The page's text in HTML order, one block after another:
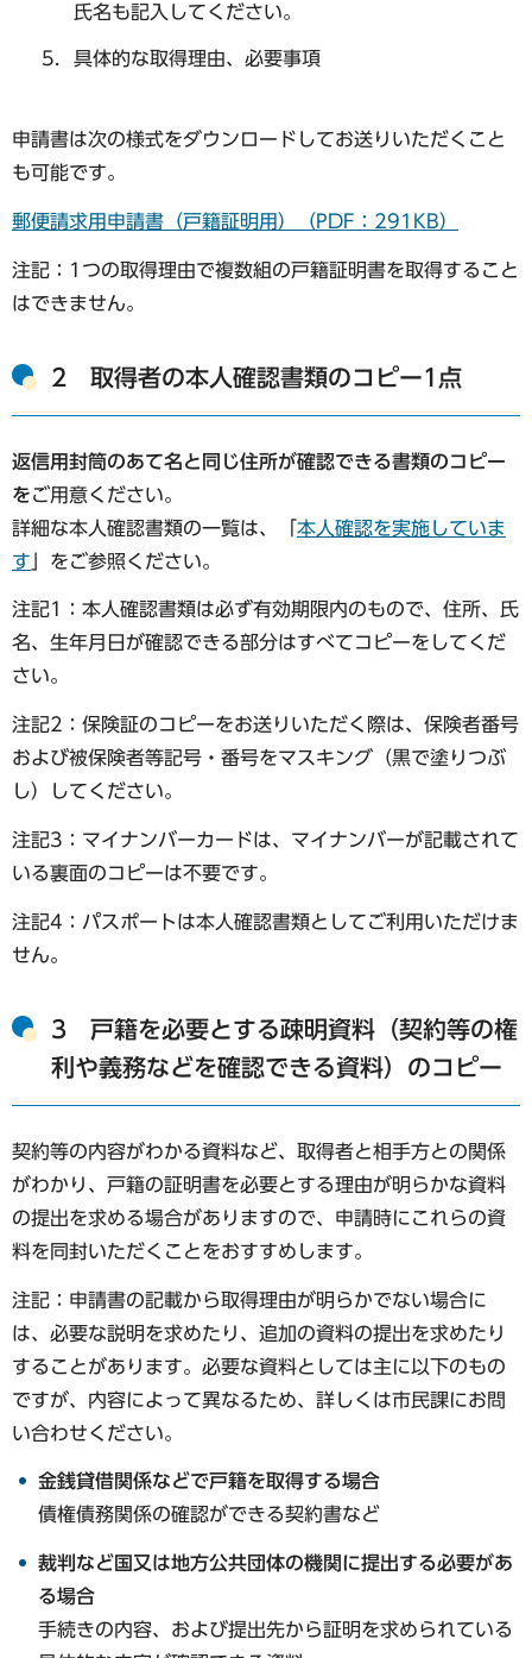
氏名も記入してください。
具体的な取得理由、必要事項
申請書は次の様式をダウンロードしてお送りいただくこと
も可能です。
郵便請求用申請書（戸籍証明用）（PDF：291KB）
注記：1つの取得理由で複数組の戸籍証明書を取得すること
はできません。
2 取得者の本人確認書類のコピー1点
返信用封筒のあて名と同じ住所が確認できる書類のコピー
をご用意ください。
詳細な本人確認書類の一覧は、「 本人確認を実施していま
す 」をご参照ください。
注記1：本人確認書類は必ず有効期限内のもので、住所、氏
名、生年月日が確認できる部分はすべてコピーをしてくだ
さい。
注記2：保険証のコピーをお送りいただく際は、保険者番号
および被保険者等記号・番号をマスキング（黒で塗りつぶ
し）してください。
注記3：マイナンバーカードは、マイナンバーが記載されて
いる裏面のコピーは不要です。
注記4：パスポートは本人確認書類としてご利用いただけま
せん。
3 戸籍を必要とする疎明資料（契約等の権
利や義務などを確認できる資料）のコピー
契約等の内容がわかる資料など、取得者と相手方との関係
がわかり、戸籍の証明書を必要とする理由が明らかな資料
の提出を求める場合がありますので、申請時にこれらの資
料を同封いただくことをおすすめします。
注記：申請書の記載から取得理由が明らかでない場合に
は、必要な説明を求めたり、追加の資料の提出を求めたり
することがあります。必要な資料としては主に以下のもの
ですが、内容によって異なるため、詳しくは市民課にお問
い合わせください。
金銭貸借関係などで戸籍を取得する場合
債権債務関係の確認ができる契約書など
裁判など国又は地方公共団体の機関に提出する必要があ
る場合
手続きの内容、および提出先から証明を求められている